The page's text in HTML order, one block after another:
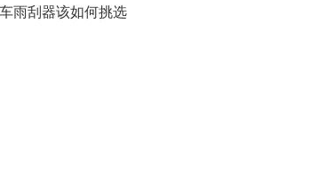
雨刮器该如何挑选